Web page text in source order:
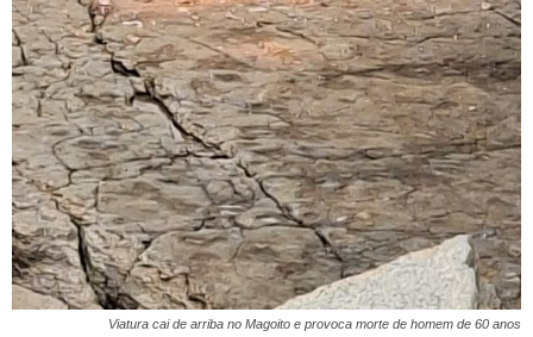
Viatura cai de arriba no Magoito e provoca morte de homem de 60 anos